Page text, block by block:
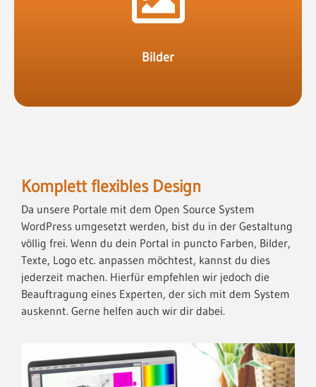
Bilder
diese auf Tassen, T Shirts usw. auf deinem Portal.
Komplett flexibles Design
Da unsere Portale mit dem Open Source System
WordPress umgesetzt werden, bist du in der Gestaltung
völlig frei. Wenn du dein Portal in puncto Farben, Bilder,
Texte, Logo etc. anpassen möchtest, kannst du dies
jederzeit machen. Hierfür empfehlen wir jedoch die
Beauftragung eines Experten, der sich mit dem System
auskennt. Gerne helfen auch wir dir dabei.